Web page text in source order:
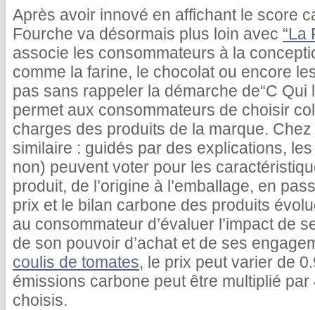
Après avoir innové en affichant le score
Fourche va désormais plus loin avec “La
associe les consommateurs à la
comme la farine, le chocolat ou encore
pas sans rappeler la démarche de“C Qui
permet aux consommateurs de choisir
charges des produits de la marque.
similaire : guidés par des explications,
non) peuvent voter pour les
produit, de l’origine à l’emballage, en
prix et le bilan carbone des produits
au consommateur d’évaluer l’impact de
de son pouvoir d’achat et de ses
coulis de tomates, le prix peut varier de
émissions carbone peut être multiplié
choisis.